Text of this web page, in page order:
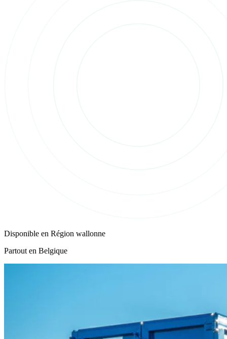
Disponible en Région wallonne
Partout en Belgique